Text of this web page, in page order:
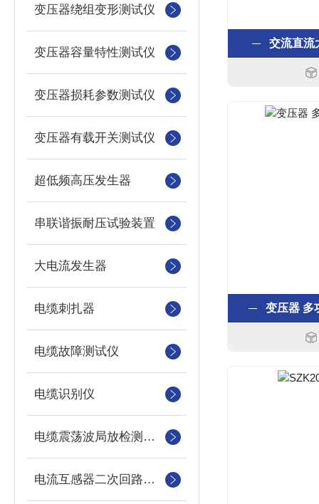
变压器绕组变形测试仪
变压器容量特性测试仪
变压器损耗参数测试仪
变压器有载开关测试仪
超低频高压发生器
串联谐振耐压试验装置
大电流发生器
电缆刺扎器
电缆故障测试仪
电缆识别仪
电缆震荡波局放检测装置
电流互感器二次回路测试仪
交流直流
变压器 多